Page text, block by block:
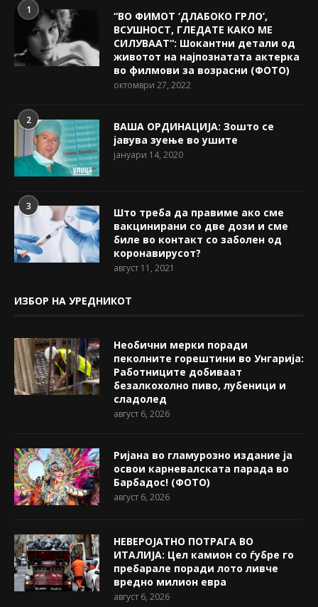
1
“ВО ФИМОТ ‘ДЛАБОКО ГРЛО’,
ВСУШНОСТ, ГЛЕДАТЕ КАКО МЕ
СИЛУВААТ“: Шокантни детали од
животот на најпознатата актерка
во филмови за возрасни (ФОТО)
октомври 27, 2022
2
ВАША ОРДИНАЦИЈА: Зошто се
јавува зуење во ушите
јануари 14, 2020
3
Што треба да правиме ако сме
вакцинирани со две дози и сме
биле во контакт со заболен од
коронавирусот?
август 11, 2021
ИЗБОР НА УРЕДНИКОТ
Необични мерки поради
пеколните горештини во Унгарија:
Работниците добиваат
безалкохолно пиво, лубеници и
сладолед
август 6, 2026
Ријана во гламурозно издание ја
освои карневалската парада во
Барбадос! (ФОТО)
август 6, 2026
НЕВЕРОЈАТНО ПОТРАГА ВО
ИТАЛИЈА: Цел камион со ѓубре го
пребарале поради лото ливче
вредно милион евра
август 6, 2026